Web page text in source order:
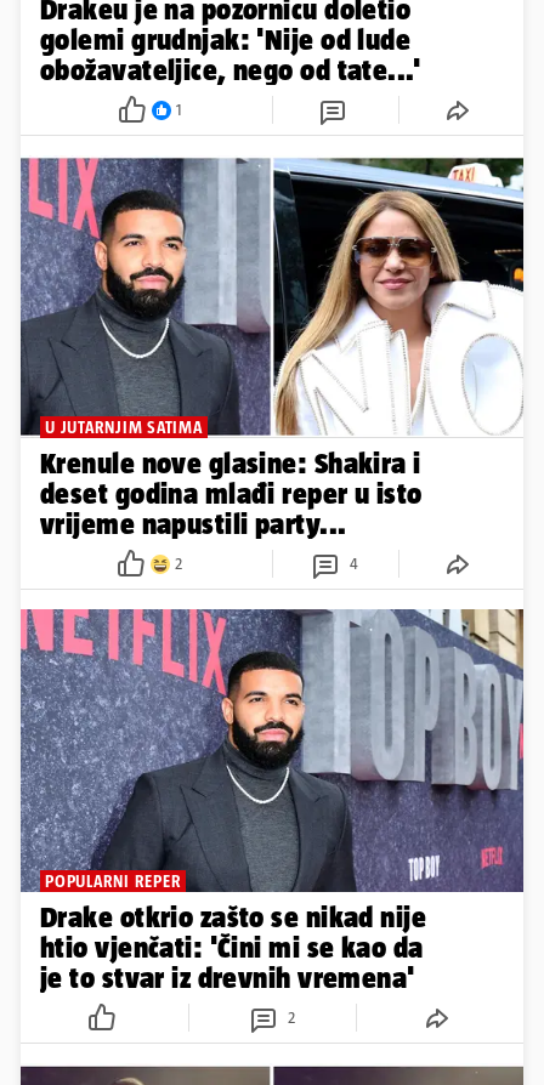
Drakeu je na pozornicu doletio
golemi grudnjak: 'Nije od lude
obožavateljice, nego od tate...'
1
U JUTARNJIM SATIMA
Krenule nove glasine: Shakira i
deset godina mlađi reper u isto
vrijeme napustili party...
2 4
POPULARNI REPER
Drake otkrio zašto se nikad nije
htio vjenčati: 'Čini mi se kao da
je to stvar iz drevnih vremena'
2